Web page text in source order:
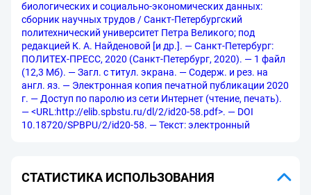
биологических и социально-экономических данных:
сборник научных трудов / Санкт-Петербургский
политехнический университет Петра Великого; под
редакцией К. А. Найденовой [и др.]. — Санкт-Петербург:
ПОЛИТЕХ-ПРЕСС, 2020 (Санкт-Петербург, 2020). — 1 файл
(12,3 Мб). — Загл. с титул. экрана. — Содерж. и рез. на
англ. яз. — Электронная копия печатной публикации 2020
г. — Доступ по паролю из сети Интернет (чтение, печать).
— <URL:http://elib.spbstu.ru/dl/2/id20-58.pdf>. — DOI
10.18720/SPBPU/2/id20-58. — Текст: электронный
СТАТИСТИКА ИСПОЛЬЗОВАНИЯ